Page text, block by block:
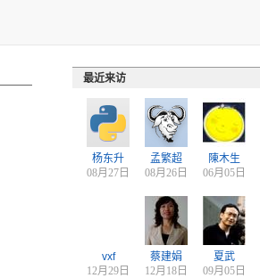
最近来访
杨东升
08月27日
孟繁超
08月26日
陳木生
06月05日
vxf
12月29日
蔡建娟
12月18日
夏武
09月05日